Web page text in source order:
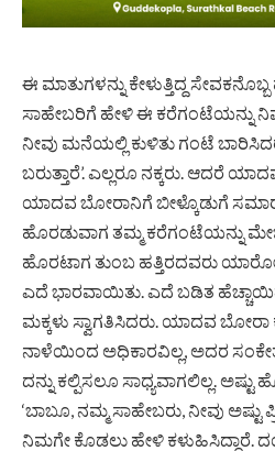
ಈ ಮಾತು­ಗಳನ್ನು ಕೇಳುತ್ತಿದ್ದ
ಸಾಹೇಬ­ರಿಗೆ ಹೇಳಿ ಈ ಕರೆಗಂಟೆಯನ್ನು
ನೀವು ಮನೆಯಲ್ಲಿ ಕುಳಿತು ಗಂಟೆ
ಬರುತ್ತಾರೆ’. ಎಲ್ಲರೂ ನಕ್ಕರು. ಆದರೆ
ಯಾದವ ಬೋರಾನಿಗೆ ಬೀಳ್ಕೊಡುಗೆ
ಹೊರಡುವಾಗ ತಮ್ಮ ಕರೆಗಂಟೆಯನ್ನು
ಹೊರಟಾಗ ತುಂಬ ಹತ್ತಿರದವರು
ಎದೆ ಭಾರವಾ­ಯಿತು. ಎದೆ ಬಡಿತ
ಮಕ್ಕಳು ಸ್ವಾಗತಿಸಿದರು. ಯಾದವ ಬೋರಾ
ನಾಳೆಯಿಂದ ಅಧಿಕಾರವಿಲ್ಲ, ಅದರ
ದನ್ನು ಕಲ್ಪಿಸಲೂ ಸಾಧ್ಯವಾಗಲಿಲ್ಲ. ಅಷ್ಟು
‘ಬಾಬೂ, ನಮ್ಮ ಸಾಹೇಬರು, ನೀವು
ನಿಮಗೇ ಕೊಡಲು ಹೇಳಿ ಕಳುಹಿಸಿದ್ದಾರೆ.